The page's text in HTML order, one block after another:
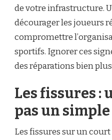
de votre infrastructure.
décourager les joueurs
compromettre
sportifs. Ignorer ces
des réparations bien
Les fissures :
pas un
Les fissures sur un